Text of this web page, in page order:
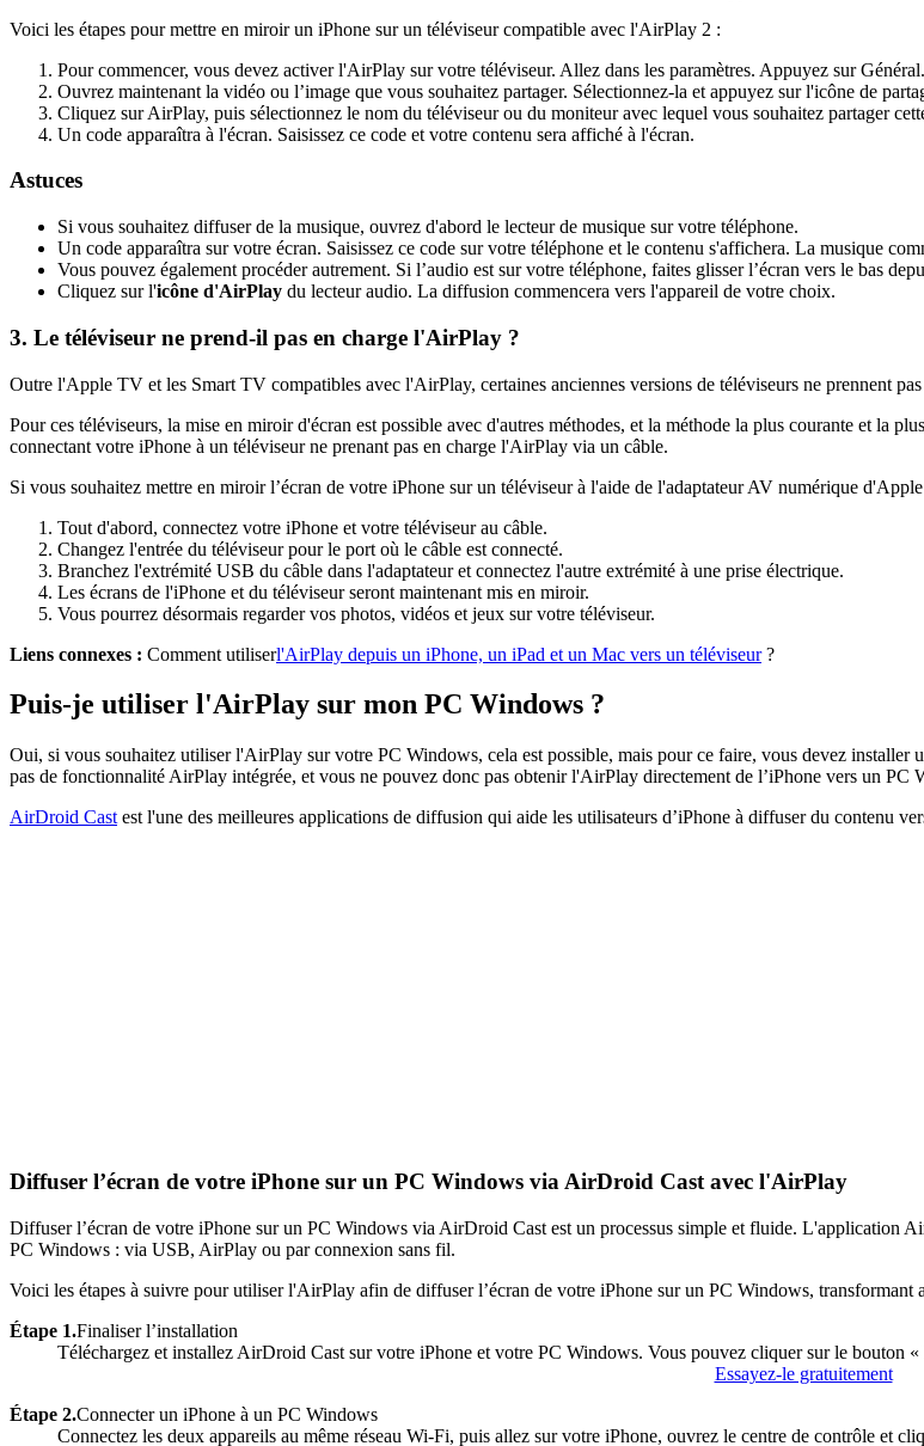
Voici les étapes pour mettre en miroir un iPhone sur un téléviseur compatible avec l'AirPlay 2 :
Pour commencer, vous devez activer l'AirPlay sur votre téléviseur. Allez dans les paramètres. Appuyez sur
Ouvrez maintenant la vidéo ou l’image que vous souhaitez partager. Sélectionnez-la et appuyez sur l'icône de
Cliquez sur AirPlay, puis sélectionnez le nom du téléviseur ou du moniteur avec lequel vous souhaitez partager
Un code apparaîtra à l'écran. Saisissez ce code et votre contenu sera affiché à l'écran.
Astuces
Si vous souhaitez diffuser de la musique, ouvrez d'abord le lecteur de musique sur votre téléphone.
Un code apparaîtra sur votre écran. Saisissez ce code sur votre téléphone et le contenu s'affichera. La musique
Vous pouvez également procéder autrement. Si l’audio est sur votre téléphone, faites glisser l’écran vers le bas
Cliquez sur l'icône d'AirPlay du lecteur audio. La diffusion commencera vers l'appareil de votre choix.
3. Le téléviseur ne prend-il pas en charge l'AirPlay ?
Outre l'Apple TV et les Smart TV compatibles avec l'AirPlay, certaines anciennes versions de téléviseurs ne prennent
Pour ces téléviseurs, la mise en miroir d'écran est possible avec d'autres méthodes, et la méthode la plus courante et la
connectant votre iPhone à un téléviseur ne prenant pas en charge l'AirPlay via un câble.
Si vous souhaitez mettre en miroir l’écran de votre iPhone sur un téléviseur à l'aide de l'adaptateur AV numérique
Tout d'abord, connectez votre iPhone et votre téléviseur au câble.
Changez l'entrée du téléviseur pour le port où le câble est connecté.
Branchez l'extrémité USB du câble dans l'adaptateur et connectez l'autre extrémité à une prise électrique.
Les écrans de l'iPhone et du téléviseur seront maintenant mis en miroir.
Vous pourrez désormais regarder vos photos, vidéos et jeux sur votre téléviseur.
Liens connexes : Comment utiliserl'AirPlay depuis un iPhone, un iPad et un Mac vers un téléviseur?
Puis-je utiliser l'AirPlay sur mon PC Windows ?
Oui, si vous souhaitez utiliser l'AirPlay sur votre PC Windows, cela est possible, mais pour ce faire, vous devez
pas de fonctionnalité AirPlay intégrée, et vous ne pouvez donc pas obtenir l'AirPlay directement de l’iPhone vers un PC
AirDroid Cast est l'une des meilleures applications de diffusion qui aide les utilisateurs d’iPhone à diffuser du contenu
Diffuser l’écran de votre iPhone sur un PC Windows via AirDroid Cast avec l'AirPlay
Diffuser l’écran de votre iPhone sur un PC Windows via AirDroid Cast est un processus simple et fluide. L'application
PC Windows : via USB, AirPlay ou par connexion sans fil.
Voici les étapes à suivre pour utiliser l'AirPlay afin de diffuser l’écran de votre iPhone sur un PC Windows, transformant
Étape 1.Finaliser l’installation
Téléchargez et installez AirDroid Cast sur votre iPhone et votre PC Windows. Vous pouvez cliquer sur le bouton
Essayez-le gratuitement
Étape 2.Connecter un iPhone à un PC Windows
Connectez les deux appareils au même réseau Wi-Fi, puis allez sur votre iPhone, ouvrez le centre de contrôle